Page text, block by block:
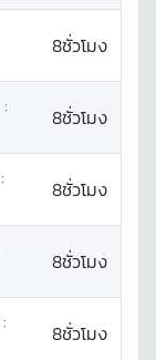
8ชั่วโมง
:
8ชั่วโมง
:
8ชั่วโมง
8ชั่วโมง
:
8ชั่วโมง